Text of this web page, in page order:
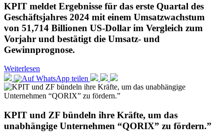
KPIT meldet Ergebnisse für das erste Quartal des
Geschäftsjahres 2024 mit einem Umsatzwachstum
von 51,714 Billionen US-Dollar im Vergleich zum
Vorjahr und bestätigt die Umsatz- und
Gewinnprognose.
Weiterlesen
KPIT und ZF bündeln ihre Kräfte, um das
unabhängige Unternehmen “QORIX” zu fördern.”